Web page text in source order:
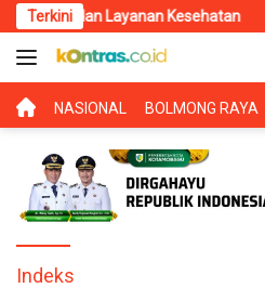
Langsung
ke
konten
Terkini
dan Layanan Kesehatan
BERANDA
NASIONAL BOLMONG RAYA
Indeks